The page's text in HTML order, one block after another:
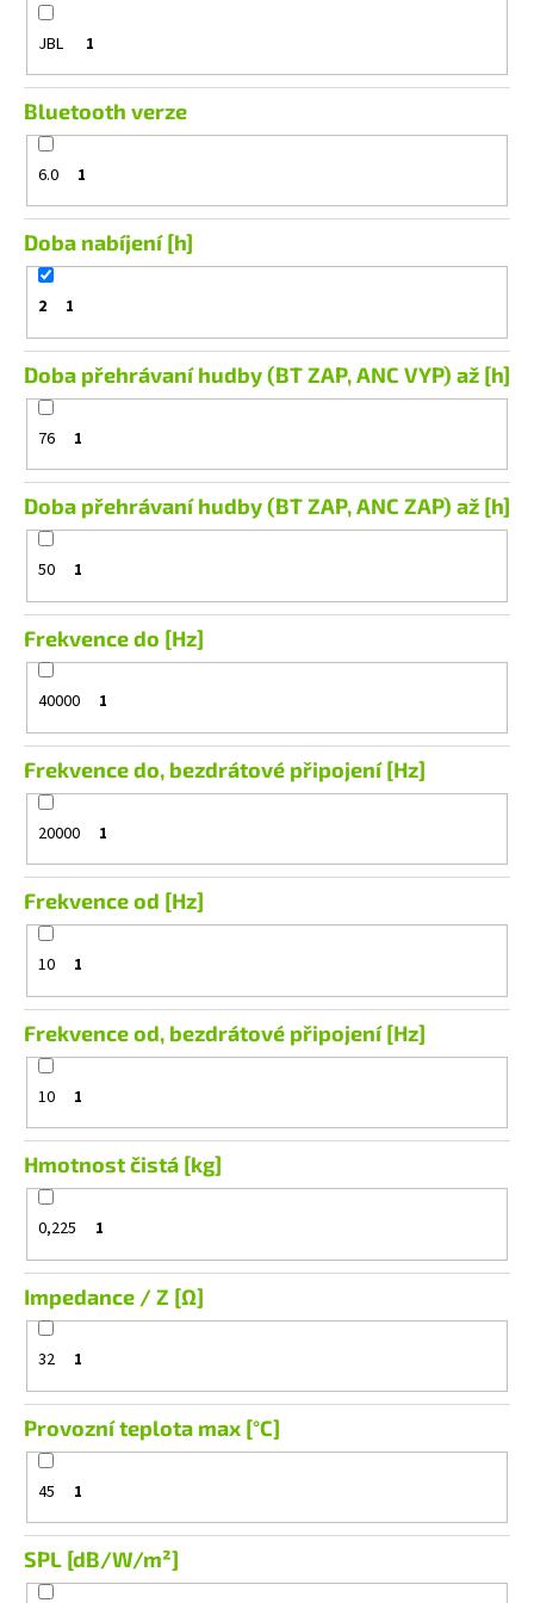
JBL 1
Bluetooth verze
6.0 1
Doba nabíjení [h]
2 1
Doba přehrávaní hudby (BT ZAP, ANC VYP) až [h]
76 1
Doba přehrávaní hudby (BT ZAP, ANC ZAP) až [h]
50 1
Frekvence do [Hz]
40000 1
Frekvence do, bezdrátové připojení [Hz]
20000 1
Frekvence od [Hz]
10 1
Frekvence od, bezdrátové připojení [Hz]
10 1
Hmotnost čistá [kg]
0,225 1
Impedance / Z [Ω]
32 1
Provozní teplota max [°C]
45 1
SPL [dB/W/m²]
e
m
e
ALPINE
S2-
S65C
490
Kč
Původně:
4
990
Kč